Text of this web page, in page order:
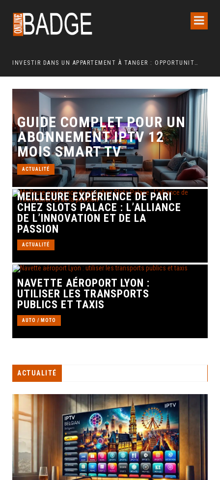
INVESTIR DANS UN APPARTEMENT À TANGER : OPPORTUNITÉS ET POINTS ESSENTIELS À CONNAÎTRE
GUIDE COMPLET POUR UN
ABONNEMENT IPTV 12
MOIS SMART TV
ACTUALITÉ
MEILLEURE EXPÉRIENCE DE PARI
CHEZ SLOTS PALACE : L’ALLIANCE
DE L’INNOVATION ET DE LA
PASSION
ACTUALITÉ
NAVETTE AÉROPORT LYON :
UTILISER LES TRANSPORTS
PUBLICS ET TAXIS
AUTO / MOTO
ACTUALITÉ